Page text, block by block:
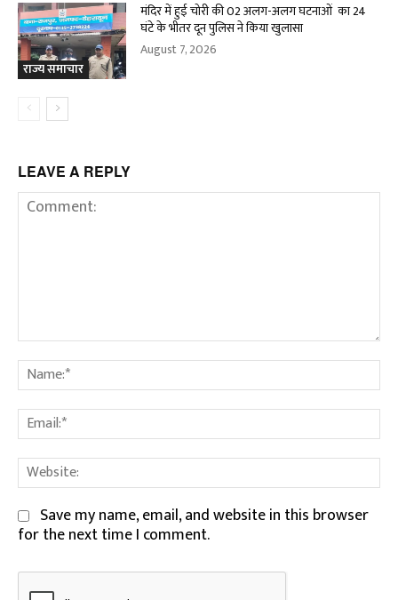
राज्य समाचार
मंदिर में हुई चोरी की 02 अलग-अलग घटनाओं का 24
घंटे के भीतर दून पुलिस ने किया खुलासा
August 7, 2026
LEAVE A REPLY
Comment:
Save my name, email, and website in this browser
for the next time I comment.